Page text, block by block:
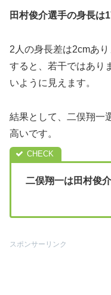
田村俊介選手の身長は
2人の身長差は2cmあ
すると、若干ではあり
いように見えます。
結果として、二俣翔一
高いです。
二俣翔一は田村俊
スポンサーリンク